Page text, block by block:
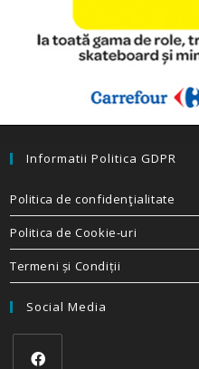
Informatii Politica GDPR
Politica de confidenţialitate
Politica de Cookie-uri
Termeni și Condiții
Social Media